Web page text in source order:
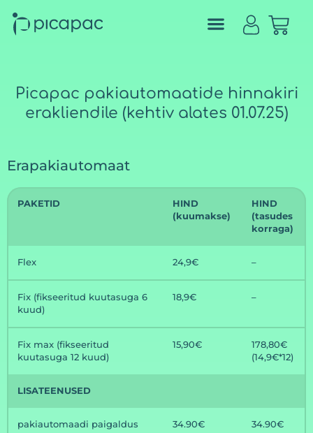
Picapac pakiautomaatide hinnakiri
erakliendile (kehtiv alates 01.07.25)
Erapakiautomaat
PAKETID
HIND
(kuumakse)
HIND
(tasudes
korraga)
Flex 24,9€ –
Fix (fikseeritud kuutasuga 6
kuud)
18,9€ –
Fix max (fikseeritud
kuutasuga 12 kuud)
15,90€
178,80€
(14,9€*12)
LISATEENUSED
pakiautomaadi paigaldus 34.90€ 34.90€